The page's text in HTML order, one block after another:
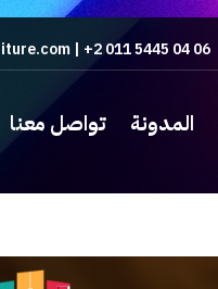
| +2 011 5445 04 06
المدونة تواصل معنا